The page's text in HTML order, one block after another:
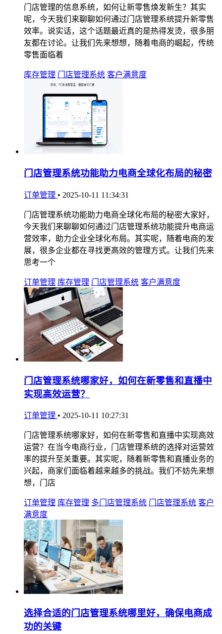
门店管理的信息系统，如何让新零售焕发新生？其实
呢，今天我们来聊聊如何通过门店管理系统提升新零售
效率。说实话，这个话题最近真的是热得发烫，很多朋
友都在讨论。让我们先来想想，随着电商的崛起，传统
零售面临着
库存管理 门店管理系统 客户满意度
门店管理系统功能助力电商全球化布局的秘密
订单管理 • 2025-10-11 11:34:31
门店管理系统功能助力电商全球化布局的秘密大家好，
今天我们来聊聊如何通过门店管理系统功能提升电商运
营效率，助力企业全球化布局。其实呢，随着电商的发
展，很多企业都在寻找更高效的管理方式。让我们先来
思考一个
订单管理 库存管理 门店管理系统 客户满意度
门店管理系统哪家好，如何在新零售和直播中
实现高效运营？
订单管理 • 2025-10-11 10:27:31
门店管理系统哪家好，如何在新零售和直播中实现高效
运营？在当今电商行业，门店管理系统的选择对运营效
率的提升至关重要。其实呢，随着新零售和直播业务的
兴起，商家们面临着越来越多的挑战。我们不妨先来想
想，门店
订单管理 库存管理 多门店管理系统 门店管理系统 客户
满意度
选择合适的门店管理系统哪里好，确保电商成
功的关键